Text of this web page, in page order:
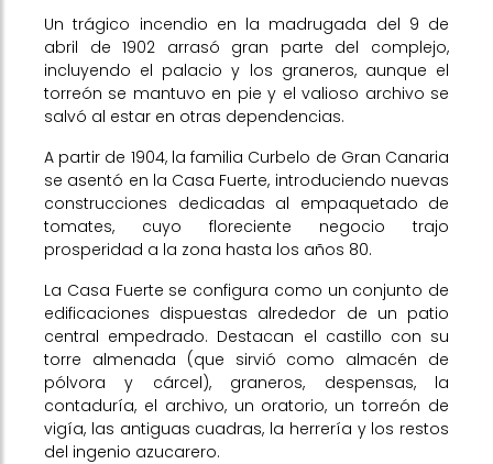
Un trágico incendio en la madrugada del 9 de
abril de 1902 arrasó gran parte del complejo,
incluyendo el palacio y los graneros, aunque el
torreón se mantuvo en pie y el valioso archivo se
salvó al estar en otras dependencias.
A partir de 1904, la familia Curbelo de Gran Canaria
se asentó en la Casa Fuerte, introduciendo nuevas
construcciones dedicadas al empaquetado de
tomates, cuyo floreciente negocio trajo
prosperidad a la zona hasta los años 80.
La Casa Fuerte se configura como un conjunto de
edificaciones dispuestas alrededor de un patio
central empedrado. Destacan el castillo con su
torre almenada (que sirvió como almacén de
pólvora y cárcel), graneros, despensas, la
contaduría, el archivo, un oratorio, un torreón de
vigía, las antiguas cuadras, la herrería y los restos
del ingenio azucarero.